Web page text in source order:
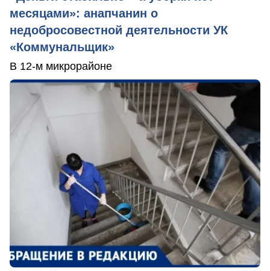
месяцами»: анапчанин о
недобросовестной деятельности УК
«Коммунальщик»
В 12-м микрорайоне